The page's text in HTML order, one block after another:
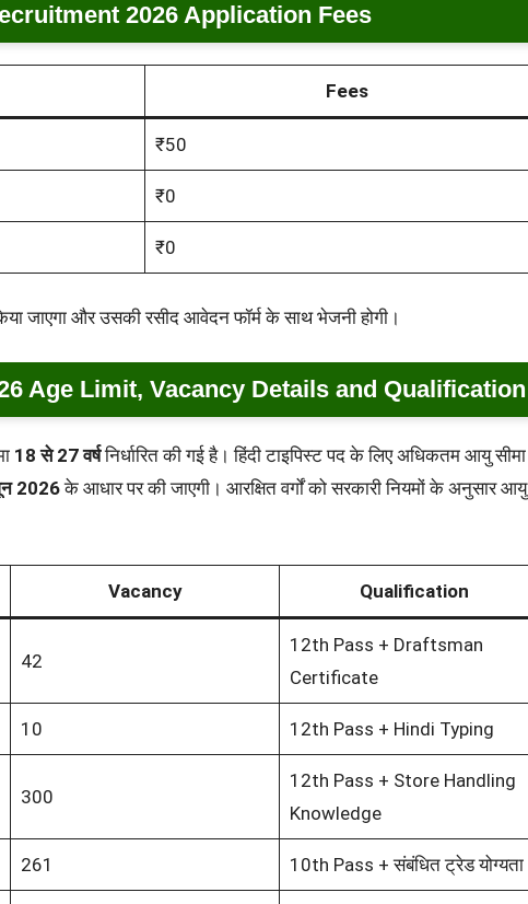
2026 Application Fees
Fees
₹50
₹0
₹0
जाएगा और उसकी रसीद आवेदन फॉर्म के साथ भेजनी होगी।
Age Limit, Vacancy Details and Qualification
18 से 27 वर्षनिर्धारित की गई है। हिंदी टाइपिस्ट पद के लिए अधिकतम आयु सीमा
2026के आधार पर की जाएगी। आरक्षित वर्गों को सरकारी नियमों के अनुसार आयु
Vacancy Qualification
42
12th Pass + Draftsman
Certificate
10 12th Pass + Hindi Typing
300
12th Pass + Store Handling
Knowledge
261 10th Pass + संबंधित ट्रेड योग्यता